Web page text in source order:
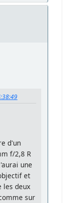
d'un
f/2,8 R
une
et
les deux
sur